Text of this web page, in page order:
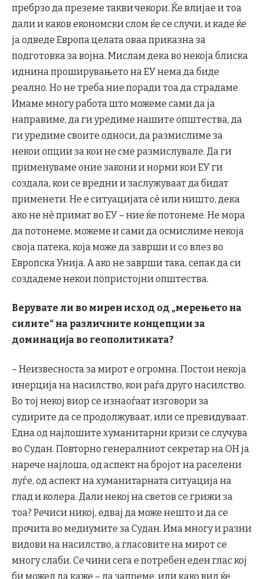
пребрзо да преземе такви чекори. Ќе влијае и тоа
дали и каков економски слом ќе се случи, и каде ќе
ја одведе Европа целата оваа приказна за
подготовка за војна. Мислам дека во некоја блиска
иднина проширувањето на ЕУ нема да биде
реално. Но не треба ние поради тоа да страдаме.
Имаме многу работа што можеме сами да ја
направиме, да ги уредиме нашите општества, да
ги уредиме своите односи, да размислиме за
некои опции за кои не сме размислувале. Да ги
применуваме оние закони и норми кои ЕУ ги
создала, кои се вредни и заслужуваат да бидат
применети. Не е ситуацијата сè или ништо, дека
ако не нè примат во ЕУ – ние ќе потонеме. Не мора
да потонеме, можеме и сами да осмислиме некоја
своја патека, која може да заврши и со влез во
Европска Унија. А ако не заврши така, сепак да си
создадеме некои попристојни општества.
Верувате ли во мирен исход од „мерењето на
силите“ на различните концепции за
доминација во геополитиката?
– Неизвесноста за мирот е огромна. Постои некоја
инерција на насилство, кои раѓа друго насилство.
Во тој некој виор се изнаоѓаат изговори за
судирите да се продолжуваат, или се превидуваат.
Една од најлошите хуманитарни кризи се случува
во Судан. Повторно генералниот секретар на ОН ја
нарече најлоша, од аспект на бројот на раселени
луѓе, од аспект на хуманитарната ситуација на
глад и колера. Дали некој на светов се грижи за
тоа? Речиси никој, едвај да може нешто и да се
прочита во медиумите за Судан. Има многу и разни
видови на насилство, а гласовите на мирот се
многу слаби. Се чини сега е потребен еден глас кој
би можел да каже – да запреме, или како вид ќе